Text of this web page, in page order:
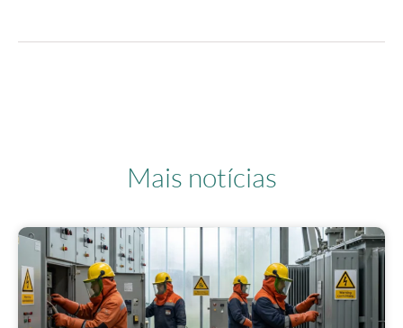
Mais notícias